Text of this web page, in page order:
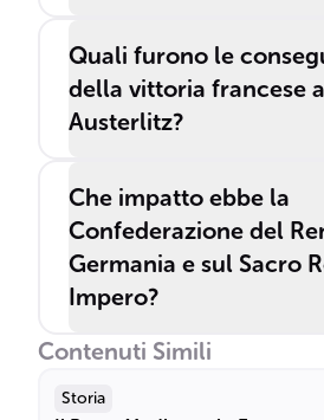
Quali furono le
della vittoria francese
Austerlitz?
Che impatto ebbe la
Confederazione del
Germania e sul Sacro
Impero?
Contenuti Simili
Storia